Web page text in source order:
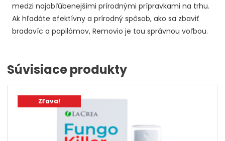
medzi najobľúbenejšími prírodnými prípravkami na trhu.
Ak hľadáte efektívny a prírodný spôsob, ako sa zbaviť
bradavíc a papilómov, Removio je tou správnou voľbou.
Súvisiace produkty
Zľava!